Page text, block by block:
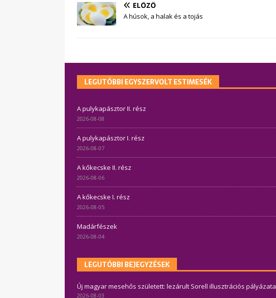
ELŐZŐ
A húsok, a halak és a tojás
LEGUTÓBBI EGYSZERVOLT ESTIMESÉK
A pulykapásztor II. rész
2026-08-08
A pulykapásztor I. rész
2026-08-07
A kőkecske II. rész
2026-08-06
A kőkecske I. rész
2026-08-05
Madárfészek
2026-08-04
LEGUTÓBBI BEJEGYZÉSEK
Új magyar mesehős született: lezárult Sorell illusztrációs pályázata
2026-08-03